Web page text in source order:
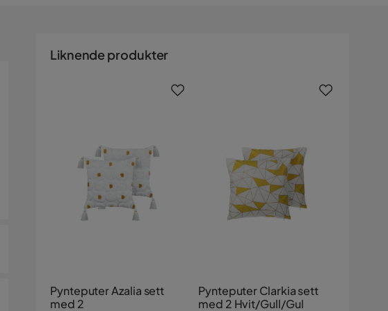
Liknende produkter
Pynteputer Azalia sett
med 2
Pynteputer Clarkia sett
med 2 Hvit/Gull/Gul